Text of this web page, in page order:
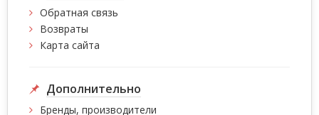
Обратная связь
Возвраты
Карта сайта
Дополнительно
Бренды, производители